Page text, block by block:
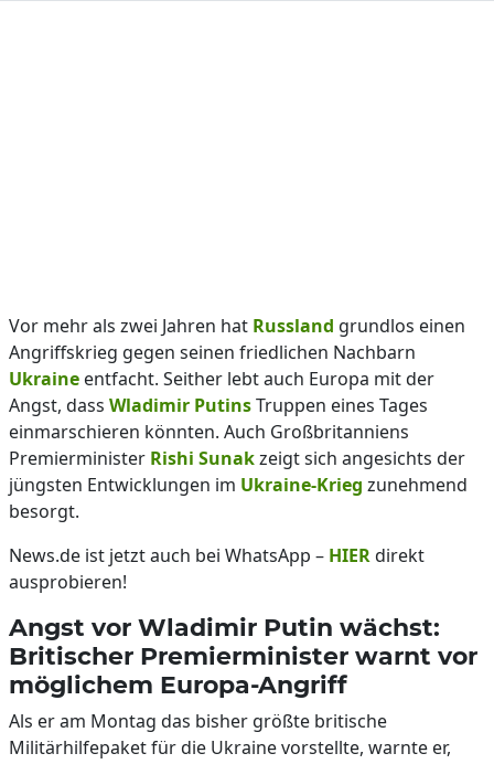
Vor mehr als zwei Jahren hat Russland grundlos einen
Angriffskrieg gegen seinen friedlichen Nachbarn
Ukraine entfacht. Seither lebt auch Europa mit der
Angst, dass Wladimir PutinsTruppen eines Tages
einmarschieren könnten. Auch Großbritanniens
Premierminister Rishi Sunakzeigt sich angesichts der
jüngsten Entwicklungen im Ukraine-Krieg zunehmend
besorgt.
News.de ist jetzt auch bei WhatsApp – HIERdirekt
ausprobieren!
Angst vor Wladimir Putin wächst:
Britischer Premierminister warnt vor
möglichem Europa-Angriff
Als er am Montag das bisher größte britische
Militärhilfepaket für die Ukraine vorstellte, warnte er,